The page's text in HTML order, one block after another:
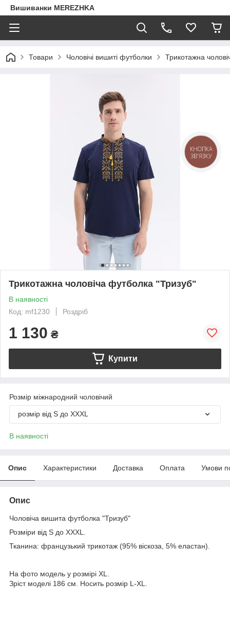
Вишиванки MEREZHKA
Товари Чоловічі вишиті футболки Трикотажна
Трикотажна чоловіча футболка "Тризуб"
В наявності
Код: mf1230
Роздріб
1 130 ₴
Купити
Розмір міжнародний чоловічий
розмір від S до XXXL
В наявності
Опис Характеристики Доставка Оплата Умови
Опис
Чоловіча вишита футболка "Тризуб"
Розміри від S до XXXL.
Тканина: французький трикотаж (95% віскоза, 5% еластан).
На фото модель у розмірі XL.
Зріст моделі 186 см. Носить розмір L-XL.
КНОПКА
ЗВ'ЯЗКУ